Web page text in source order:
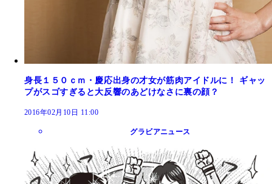
身長１５０ｃｍ・慶応出身の才女が筋肉アイドルに！ ギャッ
プがスゴすぎると大反響のあどけなさに裏の顔？
2016年02月10日 11:00
グラビアニュース